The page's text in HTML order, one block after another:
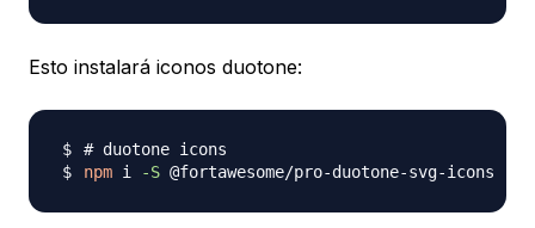
Esto instalará iconos duotone:
# duotone icons
npm i -S